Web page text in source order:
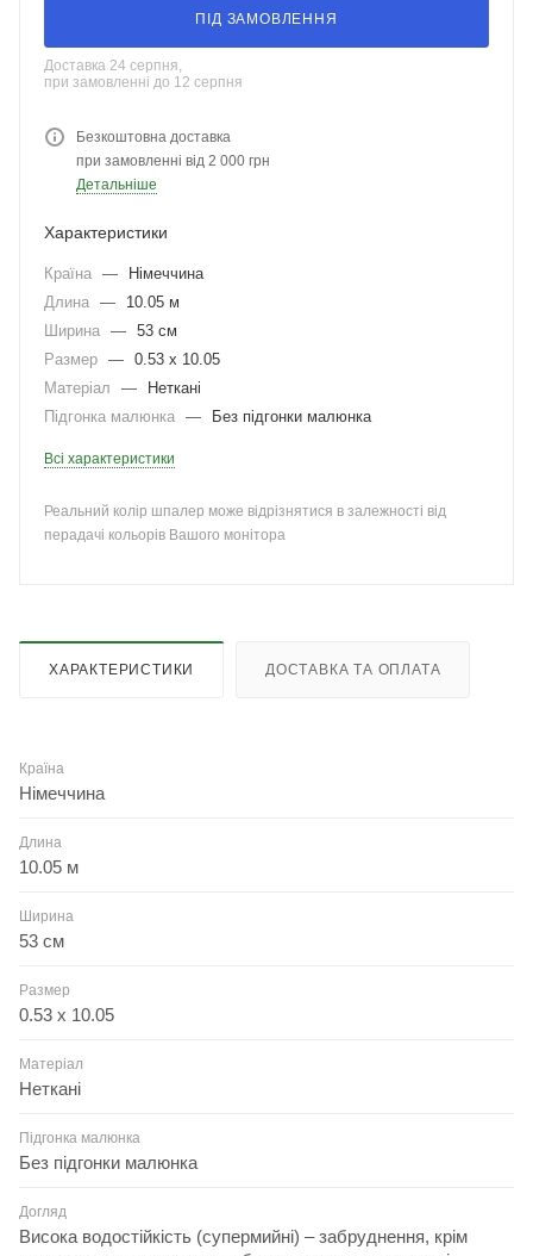
ПІД ЗАМОВЛЕННЯ
Доставка 24 серпня,
при замовленні до 12 серпня
Безкоштовна доставка
при замовленні від 2 000 грн
Детальніше
Характеристики
Країна —
Німеччина
Длина —
10.05 м
Ширина — 53 см
Размер — 0.53 x 10.05
Матеріал
—
Неткані
Підгонка малюнка — Без підгонки малюнка
Всі характеристики
Реальний колір шпалер може відрізнятися в залежності від
перадачі кольорів Вашого монітора
ХАРАКТЕРИСТИКИ ДОСТАВКА ТА ОПЛАТА
Країна
Німеччина
Длина
10.05 м
Ширина
53 см
Размер
0.53 x 10.05
Матеріал
Неткані
Підгонка малюнка
Без підгонки малюнка
Догляд
Висока водостійкість (супермийні) – забруднення, крім